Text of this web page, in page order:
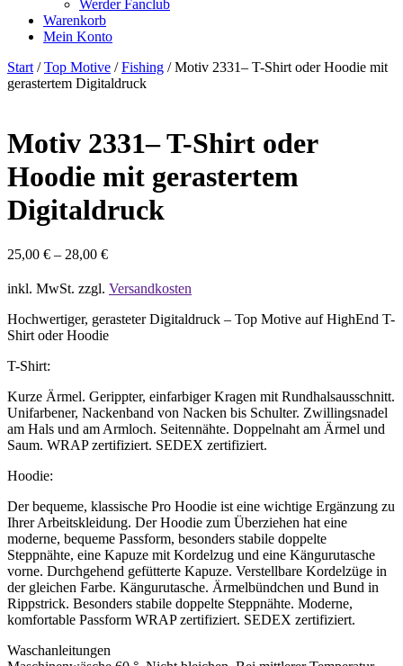
Werder Fanclub
Warenkorb
Mein Konto
Start /Top Motive /Fishing / Motiv 2331– T-Shirt oder Hoodie mit
gerastertem Digitaldruck
Motiv 2331– T-Shirt oder
Hoodie mit gerastertem
Digitaldruck
25,00 € – 28,00 €
inkl. MwSt. zzgl. Versandkosten
Hochwertiger, gerasteter Digitaldruck – Top Motive auf HighEnd T-
Shirt oder Hoodie
T-Shirt:
Kurze Ärmel. Gerippter, einfarbiger Kragen mit Rundhalsausschnitt.
Unifarbener, Nackenband von Nacken bis Schulter. Zwillingsnadel
am Hals und am Armloch. Seitennähte. Doppelnaht am Ärmel und
Saum. WRAP zertifiziert. SEDEX zertifiziert.
Hoodie:
Der bequeme, klassische Pro Hoodie ist eine wichtige Ergänzung zu
Ihrer Arbeitskleidung. Der Hoodie zum Überziehen hat eine
moderne, bequeme Passform, besonders stabile doppelte
Steppnähte, eine Kapuze mit Kordelzug und eine Kängurutasche
vorne. Durchgehend gefütterte Kapuze. Verstellbare Kordelzüge in
der gleichen Farbe. Kängurutasche. Ärmelbündchen und Bund in
Rippstrick. Besonders stabile doppelte Steppnähte. Moderne,
komfortable Passform WRAP zertifiziert. SEDEX zertifiziert.
Waschanleitungen